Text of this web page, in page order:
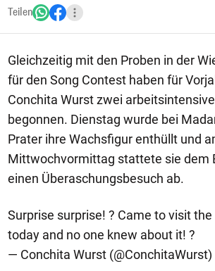
Teilen
Gleichzeitig mit den Proben in der
für den Song Contest haben für
Conchita Wurst zwei
begonnen. Dienstag wurde bei
Prater ihre Wachsfigur enthüllt und
Mittwochvormittag stattete sie dem
einen Überaschungsbesuch ab.
Surprise surprise! ? Came to visit the
today and no one knew about it! ?
— Conchita Wurst (@ConchitaWurst)